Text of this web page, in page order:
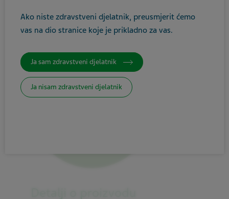
Ako niste zdravstveni djelatnik, preusmjerit ćemo
vas na dio stranice koje je prikladno za vas.
Ja sam zdravstveni djelatnik
Ja nisam zdravstveni djelatnik